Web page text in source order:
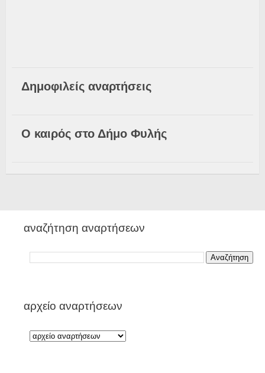
Δημοφιλείς αναρτήσεις
Ο καιρός στο Δήμο Φυλής
αναζήτηση αναρτήσεων
αρχείο αναρτήσεων